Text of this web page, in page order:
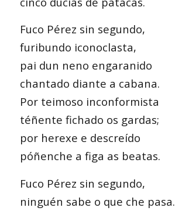
Fuco Pérez sin segundo,
furibundo iconoclasta,
pai dun neno engaranido
chantado diante a cabana.
Por teimoso inconformista
téñente fichado os gardas;
por herexe e descreído
póñenche a figa as beatas.
Fuco Pérez sin segundo,
ninguén sabe o que che pasa.